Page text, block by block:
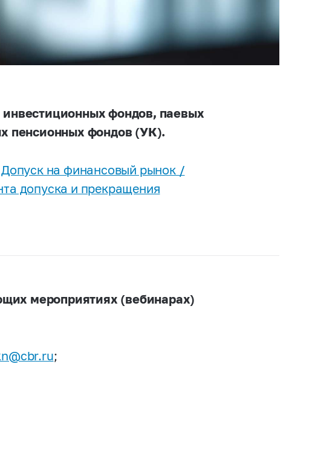
фондов, паевых
пенсионных фондов (УК).
на финансовый рынок /
допуска и прекращения
мероприятиях (вебинарах)
;